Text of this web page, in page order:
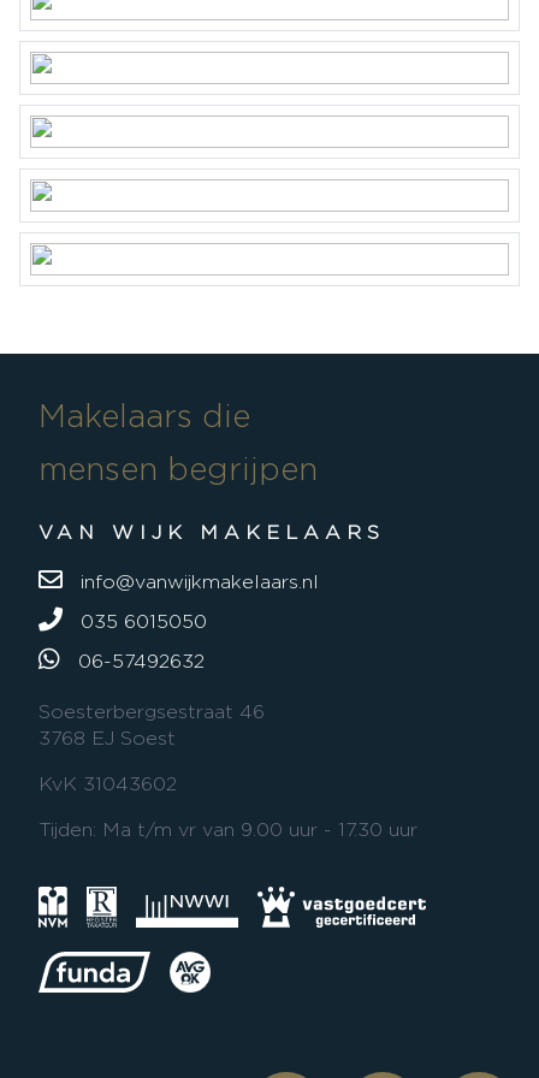
Parkeergelegenheid
Soort parkeergelegenheid Op eigen terrein
Makelaars die
mensen begrijpen
VAN WIJK MAKELAARS
info@vanwijkmakelaars.nl
035 6015050
06-57492632
Soesterbergsestraat 46
3768 EJ Soest
KvK 31043602
Tijden: Ma t/m vr van 9.00 uur - 17.30 uur